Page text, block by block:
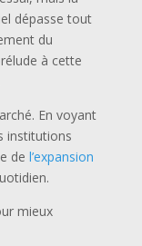
dépasse tout
du
à cette
En voyant
institutions
de l’expansion
mieux